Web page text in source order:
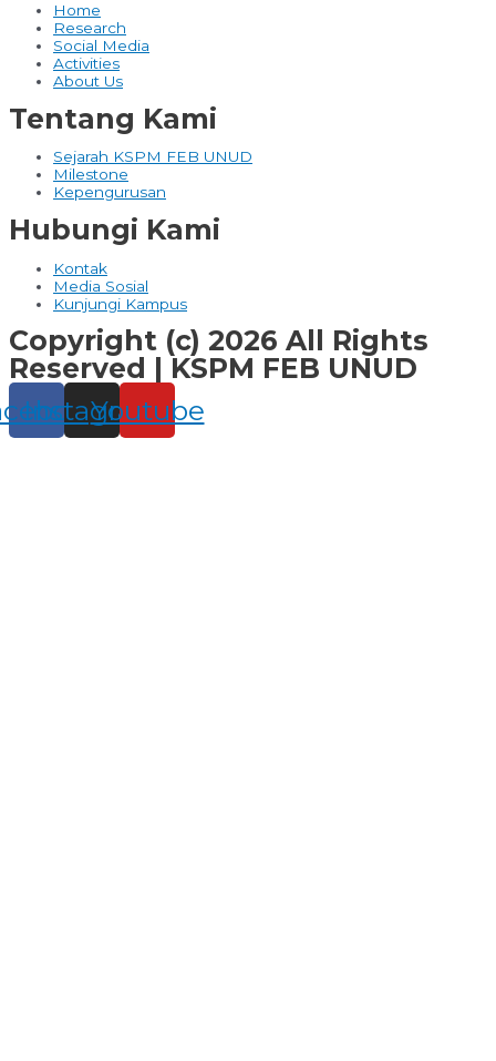
Home
Research
Social Media
Activities
About Us
Tentang Kami
Sejarah KSPM FEB UNUD
Milestone
Kepengurusan
Hubungi Kami
Kontak
Media Sosial
Kunjungi Kampus
Copyright (c) 2026 All Rights
Reserved | KSPM FEB UNUD
Instagram
Youtube